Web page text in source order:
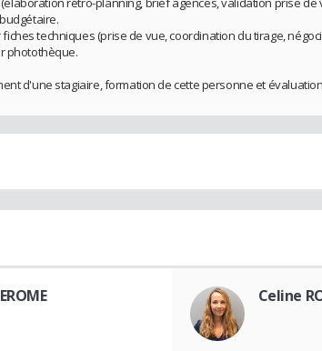
techniques (prise de vue, coordination du tirage,
photothèque.
d'une stagiaire, formation de cette personne et
Celine